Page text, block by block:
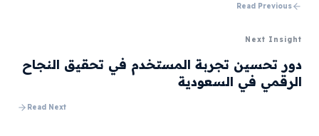
Read Previous
Next Insight
دور تحسين تجربة المستخدم في تحقيق النجاح
الرقمي في السعودية
Read Next